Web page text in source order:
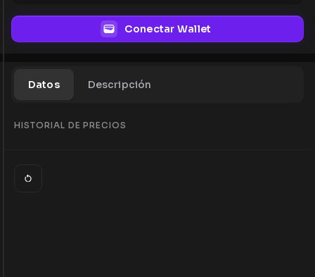
Conectar Wallet
Datos Descripción
HISTORIAL DE PRECIOS